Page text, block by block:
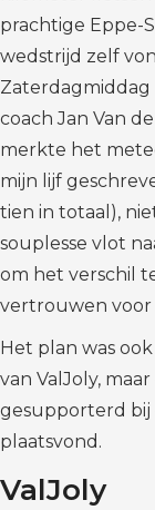
prachtige Eppe-
wedstrijd zelf
Zaterdagmiddag
coach Jan Van
merkte het
mijn lijf
tien in totaal),
souplesse vlot
om het verschil
vertrouwen voor
Het plan was
van ValJoly,
gesupporterd bij
plaatsvond.
ValJoly